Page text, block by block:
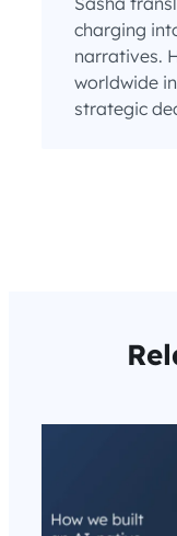
charging
narratives.
worldwide
strategic